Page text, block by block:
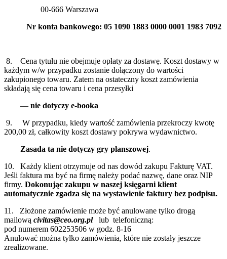
00-666 Warszawa
Nr konta bankowego: 05 1090 1883 0000 0001 1983 7092
8. Cena tytułu nie obejmuje opłaty za dostawę. Koszt dostawy w
każdym w/w przypadku zostanie dołączony do wartości
zakupionego towaru. Zatem na ostateczny koszt zamówienia
składają się cena towaru i cena przesyłki
— nie dotyczy e-booka
9. W przypadku, kiedy wartość zamówienia przekroczy kwotę
200,00 zł, całkowity koszt dostawy pokrywa wydawnictwo.
Zasada ta nie dotyczy gry planszowej.
10. Każdy klient otrzymuje od nas dowód zakupu Fakturę VAT.
Jeśli faktura ma być na firmę należy podać nazwę, dane oraz NIP
firmy. Dokonując zakupu w naszej księgarni klient
automatycznie zgadza się na wystawienie faktury bez podpisu.
11. Złożone zamówienie może być anulowane tylko drogą
mailową civitas@ceo.org.pl
lub telefoniczną:
pod numerem 602253506 w godz. 8-16
Anulować można tylko zamówienia, które nie zostały jeszcze
zrealizowane.